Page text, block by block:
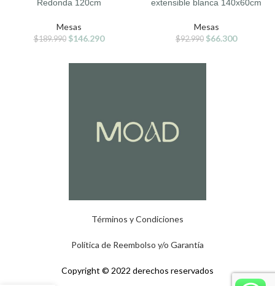
Redonda 120cm
Mesas
$189.990 $146.290
extensible blanca 140x60cm
Mesas
$92.990 $66.300
Términos y Condiciones
Política de Reembolso y/o Garantía
Copyright © 2022 derechos reservados